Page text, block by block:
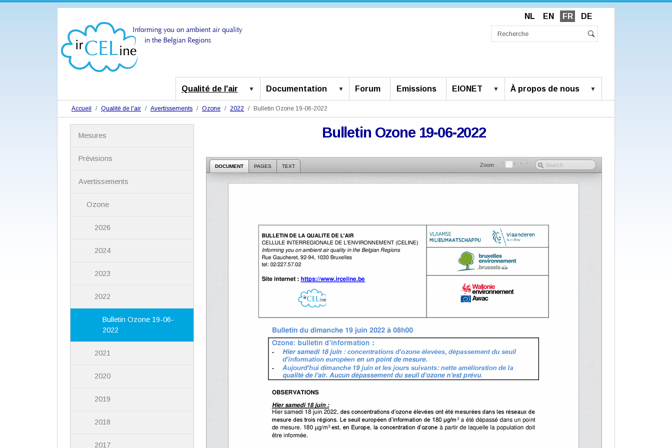
NL EN FR DE
Qualité de l'air Documentation Forum Emissions EIONET À propos de nous
Accueil Qualité de l'air Avertissements Ozone 2022 Bulletin Ozone 19-06-2022
Bulletin Ozone 19-06-2022
DOCUMENT PAGES TEXT Zoom
Mesures
Prévisions
Avertissements
Ozone
2026
2024
2023
2022
Bulletin Ozone 19-06-
2022
2021
2020
2019
2018
2017